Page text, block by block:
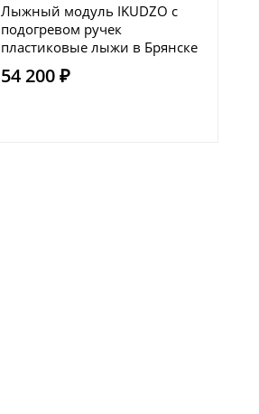
Лыжный модуль IKUDZO с
подогревом ручек
пластиковые лыжи в Брянске
54 200 ₽